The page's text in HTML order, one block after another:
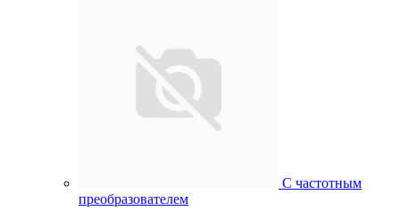
С частотным
преобразователем